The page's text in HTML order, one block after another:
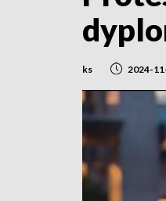
ks 2024-